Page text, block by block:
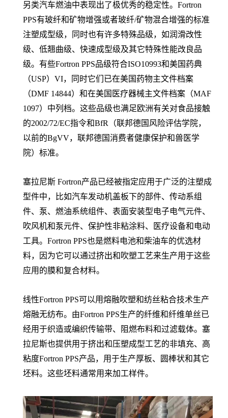
另类汽车燃油中表现出了极优秀的稳定性。Fortron
PPS有玻纤和矿物增强或者玻纤/矿物混合增强的标准
注塑成型级，同时也有许多特殊品级，如润滑改性
级、低翘曲级、快速成型级及其它特殊性能改良品
级。有些Fortron PPS品级符合ISO10993和美国药典
（USP）VI，同时它们已在美国药物主文件档案
（DMF 14844）和在美国医疗器械主文件档案（MAF
1097）中列档。这些品级也满足欧洲有关对食品接触
的2002/72/EC指令和BfR（联邦德国风险评估学院，
以前的BgVV，联邦德国消费者健康保护和兽医学
院）标准。
塞拉尼斯 Fortron产品已经被指定应用于广泛的注塑成
型件中，比如汽车发动机盖板下的部件、传动系组
件、泵、燃油系统组件、表面安装型电子电气元件、
吹风机和泵元件、保护性非粘涂料、医疗设备和电动
工具。Fortron PPS也是燃料电池和柴油车的优选材
料，因为它可以通过挤出和吹塑工艺来生产用于这些
应用的膜和复合材料。
线性Fortron PPS可以用熔融吹塑和纺丝粘合技术生产
熔融无纺布。由Fortron PPS生产的纤维和纤维单丝已
经用于织造或编织传输带、阻燃布料和过滤载体。塞
拉尼斯也提供用于挤出和压塑成型工艺的非填充、高
粘度Fortron PPS产品，用于生产厚板、圆棒状和其它
坯料。这些坯料通常用来加工样件。